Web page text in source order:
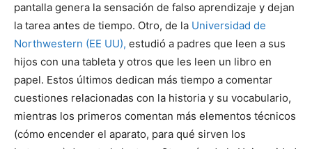
pantalla genera la sensación de falso aprendizaje y dejan
la tarea antes de tiempo. Otro, de la Universidad de
Northwestern (EE UU), estudió a padres que leen a sus
hijos con una tableta y otros que les leen un libro en
papel. Estos últimos dedican más tiempo a comentar
cuestiones relacionadas con la historia y su vocabulario,
mientras los primeros comentan más elementos técnicos
(cómo encender el aparato, para qué sirven los